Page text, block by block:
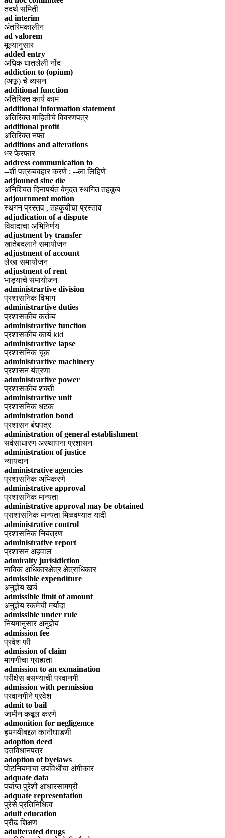
तदर्थ समिती
ad interim
अंतरिमकालीन
ad valorem
मूल्यानुसार
added entry
अधिक घातलेली नोंद
addiction to (opium)
(अफू) चे व्यसन
additional function
अतिरिक्त कार्य काम
additional information statement
अतिरिक्त माहितीचे विवरणपत्र
additional profit
अतिरिक्त नफा
additions and alterations
भर फेरफार
address communication to
--शी पत्रव्यवहार करणे ; --ला लिहिणे
adjiouned sine die
अनिश्चित दिनापर्यत बेमुदत स्थगित तहकूब
adjournment motion
स्थगन प्रस्तव , तहकुबीचा प्रस्ताव
adjudication of a dispute
विवादाचा अभिनिर्णय
adjustment by transfer
खातेबदलाने समायोजन
adjustment of account
लेखा समायोजन
adjustment of rent
भाड्याचे समायोजन
administrartive division
प्रशासनिक विभाग
administrartive duties
प्रशासकीय कर्तव्य
administrartive function
प्रशासकीय कार्य kld
administrartive lapse
प्रशासनिक चूक
administrartive machinery
प्रशासन यंत्रणा
administrartive power
प्रशासकीय शक्ती
administrartive unit
प्रशासनिक धटक
administration bond
प्रशासन बंधपत्र
administration of general establishment
सर्वसाधारण अस्थापना प्रशासन
administration of justice
न्यायदान
administrative agencies
प्रशासनिक अभिकरणे
administrative approval
प्रशासनिक मान्यता
administrative approval may be obtained
प्राशासनिक मान्यता मिळवण्यात यादी
administrative control
प्रशासनिक नियंत्रण
administrative report
प्रशासन अहवाल
admiralty jurisidiction
नाविक अधिकारक्षेत्र क्षेत्राधिकार
admissible expenditure
अनुज्ञेय खर्च
admissible limit of amount
अनुज्ञेय रकमेची मर्यादा
admissible under rule
नियमानुसार अनुज्ञेय
admission fee
प्रवेश फी
admission of claim
मागणीचा ग्राह्यता
admission to an exmaination
परीक्षेस बसण्याची परवानगी
admission with permission
परवानगीने प्रवेश
admit to bail
जामीन कबूल करणे
admonition for negligemce
हयगयीबद्दल कानौघाडणी
adoption deed
दत्तविधानपत्र
adoption of byelaws
पोटनियमांचा उपविधींचा अंगीकार
adquate data
पर्याप्त पुरेशी आधारसामग्री
adquate representation
पुरेसे प्रतिनिधित्व
adult education
प्रौढ शिक्षण
adulterated drugs